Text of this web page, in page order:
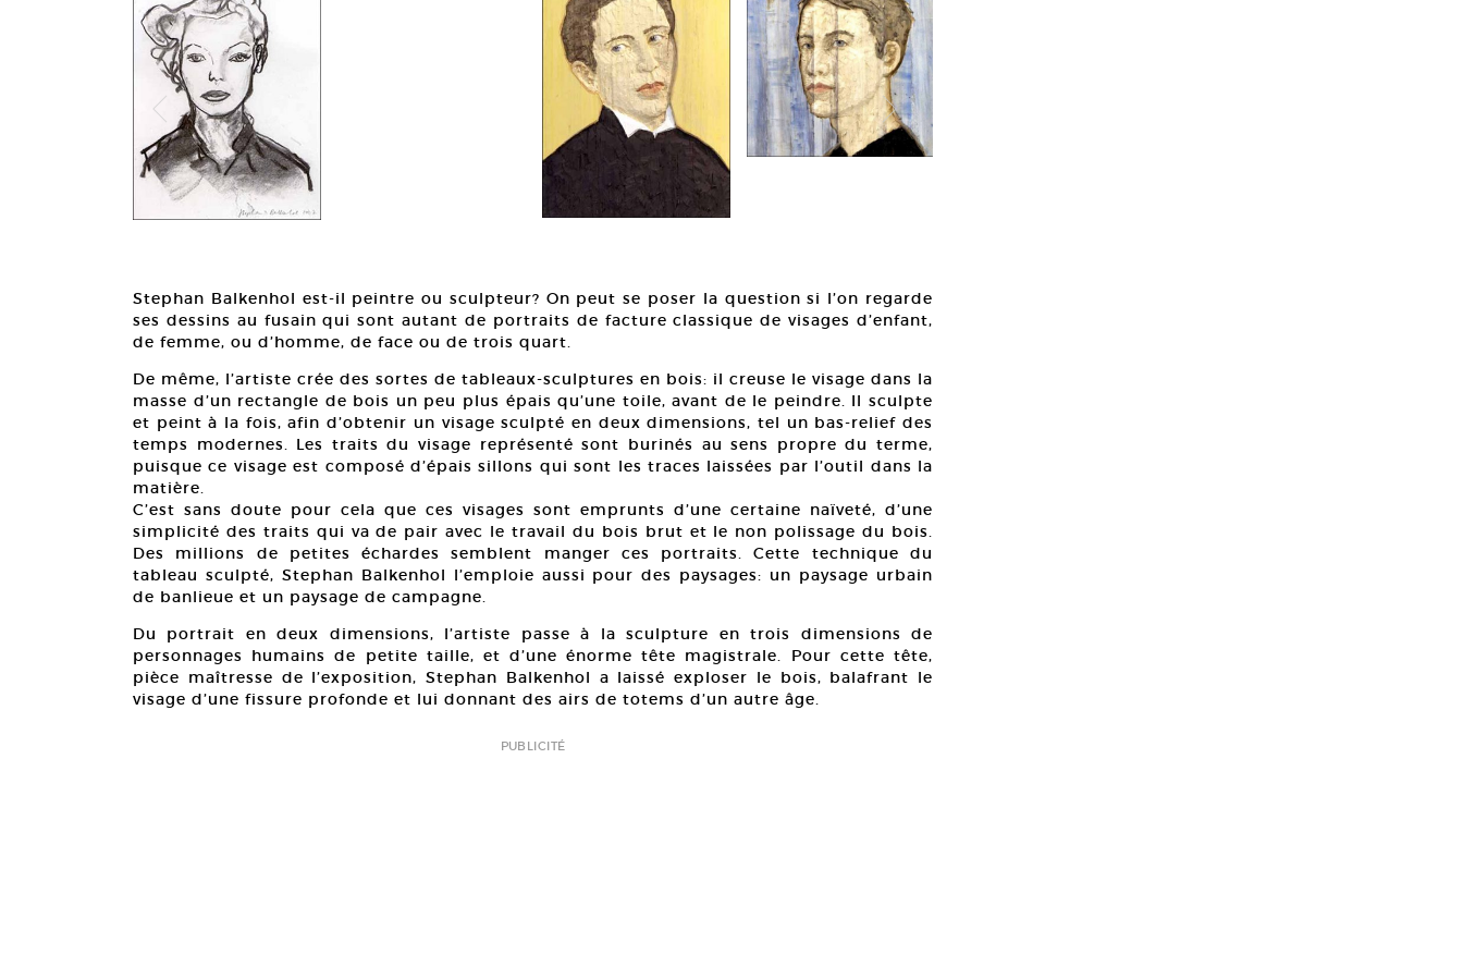
Stephan Balkenhol est-il peintre ou sculpteur? On peut se poser la question si l’on regarde
ses dessins au fusain qui sont autant de portraits de facture classique de visages d’enfant,
de femme, ou d’homme, de face ou de trois quart.
De même, l’artiste crée des sortes de tableaux-sculptures en bois: il creuse le visage dans la
masse d’un rectangle de bois un peu plus épais qu’une toile, avant de le peindre. Il sculpte
et peint à la fois, afin d’obtenir un visage sculpté en deux dimensions, tel un bas-relief des
temps modernes. Les traits du visage représenté sont burinés au sens propre du terme,
puisque ce visage est composé d’épais sillons qui sont les traces laissées par l’outil dans la
matière.
C’est sans doute pour cela que ces visages sont emprunts d’une certaine naïveté, d’une
simplicité des traits qui va de pair avec le travail du bois brut et le non polissage du bois.
Des millions de petites échardes semblent manger ces portraits. Cette technique du
tableau sculpté, Stephan Balkenhol l’emploie aussi pour des paysages: un paysage urbain
de banlieue et un paysage de campagne.
Du portrait en deux dimensions, l’artiste passe à la sculpture en trois dimensions de
personnages humains de petite taille, et d’une énorme tête magistrale. Pour cette tête,
pièce maîtresse de l’exposition, Stephan Balkenhol a laissé exploser le bois, balafrant le
visage d’une fissure profonde et lui donnant des airs de totems d’un autre âge.
PUBLICITÉ